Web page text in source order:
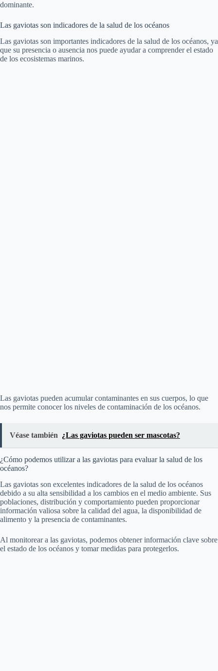
dominante.
Las gaviotas son indicadores de la salud de los océanos
Las gaviotas son importantes indicadores de la salud de los océanos, ya
que su presencia o ausencia nos puede ayudar a comprender el estado
de los ecosistemas marinos.
Las gaviotas pueden acumular contaminantes en sus cuerpos, lo que
nos permite conocer los niveles de contaminación de los océanos.
Véase también ¿Las gaviotas pueden ser mascotas?
¿Cómo podemos utilizar a las gaviotas para evaluar la salud de los
océanos?
Las gaviotas son excelentes indicadores de la salud de los océanos
debido a su alta sensibilidad a los cambios en el medio ambiente. Sus
poblaciones, distribución y comportamiento pueden proporcionar
información valiosa sobre la calidad del agua, la disponibilidad de
alimento y la presencia de contaminantes.
Al monitorear a las gaviotas, podemos obtener información clave sobre
el estado de los océanos y tomar medidas para protegerlos.